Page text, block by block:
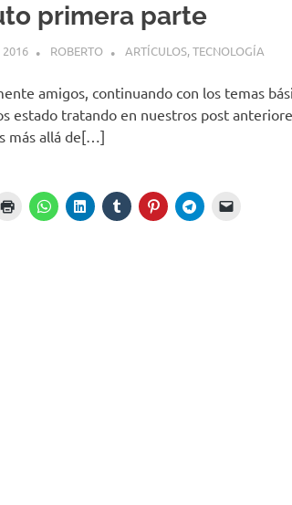
primera parte
2016 ROBERTO ARTÍCULOS,TECNOLOGÍA
amigos, continuando con los temas
estado tratando en nuestros post
más allá de[…]